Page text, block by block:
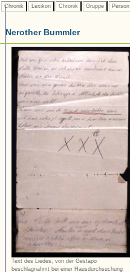
Chronik Lexikon Chronik Gruppe Person
Nerother Bummler
Text des Liedes, von der Gestapo
beschlagnahmt bei einer Hausdurchsuchung